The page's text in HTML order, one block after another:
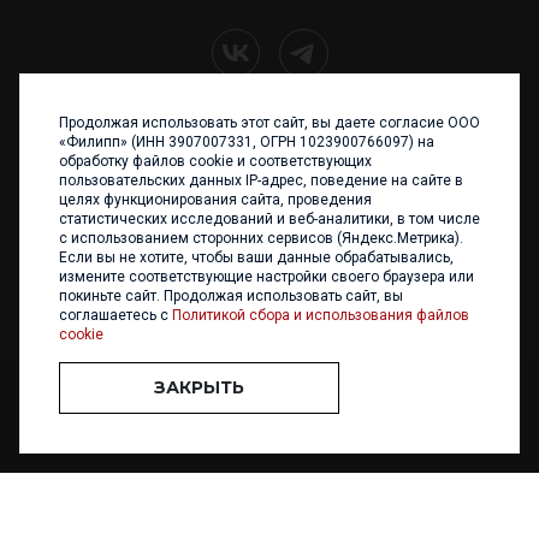
+7 (4012) 960 898
236017 Калининград,
ул. Каштановая аллея, 47
Телефон: +7 4012 960 898,
+7 4012 960 856
Написать нам
ООО «ФИЛИПП» © 2013 - 2026. Все права защищены
Разработка и
Продолжая использовать этот сайт, вы даете согласие ООО
«Филипп» (ИНН 3907007331, ОГРН 1023900766097) на
обработку файлов cookie и соответствующих
пользовательских данных IP-адрес, поведение на сайте в
целях функционирования сайта, проведения
статистических исследований и веб-аналитики, в том числе
с использованием сторонних сервисов (Яндекс.Метрика).
Если вы не хотите, чтобы ваши данные обрабатывались,
измените соответствующие настройки своего браузера или
покиньте сайт. Продолжая использовать сайт, вы
соглашаетесь с Политикой сбора и использования файлов
cookie
ЗАКРЫТЬ